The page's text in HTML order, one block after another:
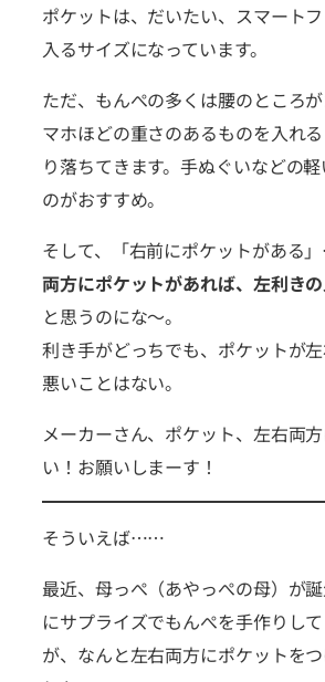
ポケットは、だいたい、スマート
入るサイズになっています。
ただ、もんぺの多くは腰のところ
マホほどの重さのあるものを入れ
り落ちてきます。手ぬぐいなどの
のがおすすめ。
そして、「右前にポケットがある
両方にポケットがあれば、左利き
と思うのにな〜。
利き手がどっちでも、ポケットが
悪いことはない。
メーカーさん、ポケット、左右両
い！お願いしまーす！
そういえば……
最近、母っぺ（あやっぺの母）が
にサプライズでもんぺを手作りし
が、なんと左右両方にポケットを